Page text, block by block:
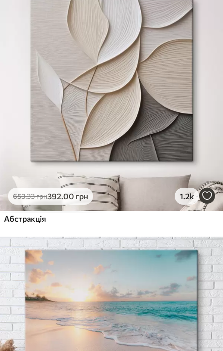
653.33грн392.00 грн 1.2k
Абстракція